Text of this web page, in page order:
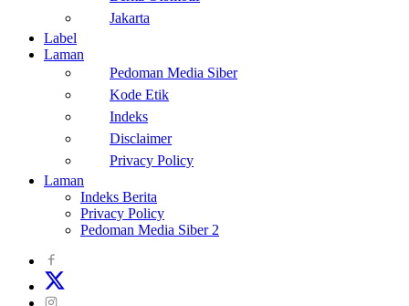
Jakarta
Label
Laman
Pedoman Media Siber
Kode Etik
Indeks
Disclaimer
Privacy Policy
Laman
Indeks Berita
Privacy Policy
Pedoman Media Siber 2